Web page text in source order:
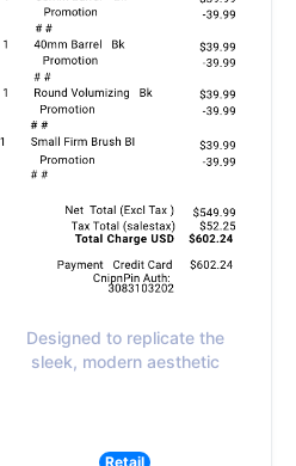
Designed to replicate the
sleek, modern aesthetic
Retail